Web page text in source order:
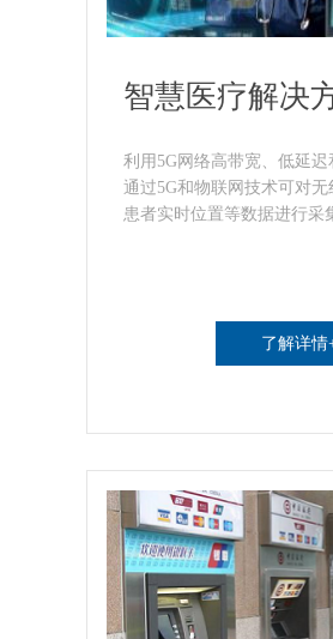
智慧医疗解决
利用5G网络高带宽、低延迟
通过5G和物联网技术可对
患者实时位置等数据进行采
了解详情